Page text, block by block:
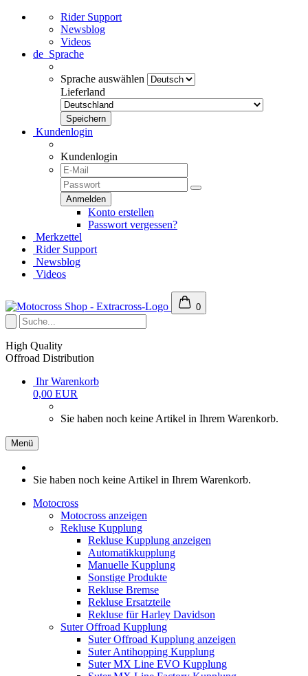
Rider Support
Newsblog
Videos
de Sprache
Sprache auswählen
Lieferland
Kundenlogin
Kundenlogin
Konto erstellen
Passwort vergessen?
Merkzettel
Rider Support
Newsblog
Videos
0
High Quality
Offroad Distribution
Ihr Warenkorb
0,00 EUR
Sie haben noch keine Artikel in Ihrem Warenkorb.
Menü
Sie haben noch keine Artikel in Ihrem Warenkorb.
Motocross
Motocross anzeigen
Rekluse Kupplung
Rekluse Kupplung anzeigen
Automatikkupplung
Manuelle Kupplung
Sonstige Produkte
Rekluse Bremse
Rekluse Ersatzteile
Rekluse für Harley Davidson
Suter Offroad Kupplung
Suter Offroad Kupplung anzeigen
Suter Antihopping Kupplung
Suter MX Line EVO Kupplung